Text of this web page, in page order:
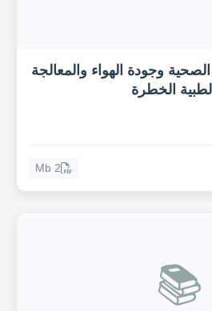
وجودة الهواء والمعالجة
الخطرة
2 Mb
📚